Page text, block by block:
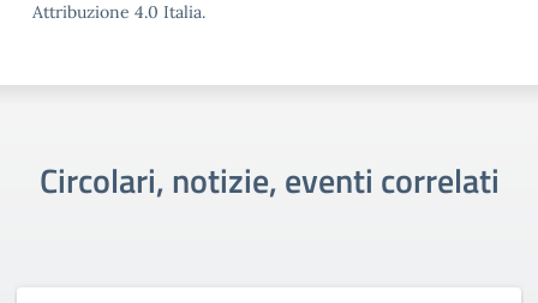
Attribuzione 4.0 Italia.
Circolari, notizie, eventi correlati